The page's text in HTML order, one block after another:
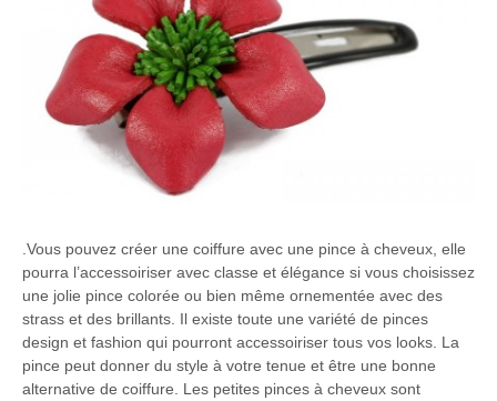
.Vous pouvez créer une coiffure avec une pince à cheveux, elle
pourra l’accessoiriser avec classe et élégance si vous choisissez
une jolie pince colorée ou bien même ornementée avec des
strass et des brillants. Il existe toute une variété de pinces
design et fashion qui pourront accessoiriser tous vos looks. La
pince peut donner du style à votre tenue et être une bonne
alternative de coiffure. Les petites pinces à cheveux sont